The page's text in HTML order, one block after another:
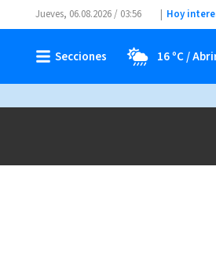
Jueves, 06.08.2026 / 03:56 Hoy
16 ºC